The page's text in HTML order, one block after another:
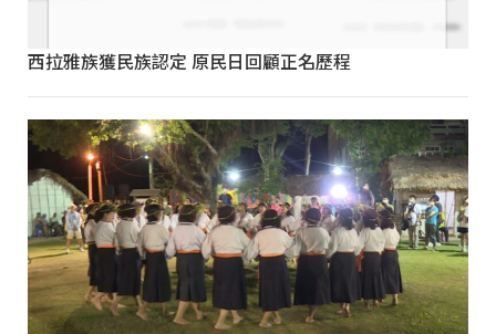
西拉雅族獲民族認定 原民日回顧正名歷程